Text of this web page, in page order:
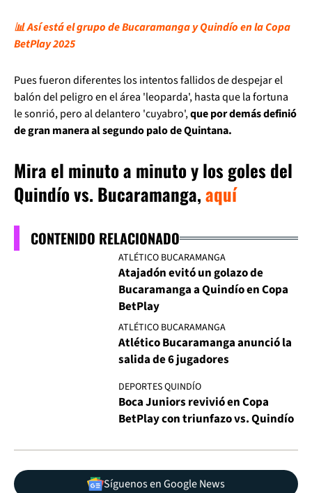
📊 Así está el grupo de Bucaramanga y Quindío en la Copa
BetPlay 2025
Pues fueron diferentes los intentos fallidos de despejar el
balón del peligro en el área 'leoparda', hasta que la fortuna
le sonrió, pero al delantero 'cuyabro',que por demás definió
de gran manera al segundo palo de Quintana.
Mira el minuto a minuto y los goles del
Quindío vs. Bucaramanga,aquí
CONTENIDO RELACIONADO
ATLÉTICO BUCARAMANGA
Atajadón evitó un golazo de
Bucaramanga a Quindío en Copa
BetPlay
ATLÉTICO BUCARAMANGA
Atlético Bucaramanga anunció la
salida de 6 jugadores
DEPORTES QUINDÍO
Boca Juniors revivió en Copa
BetPlay con triunfazo vs. Quindío
Síguenos en Google News